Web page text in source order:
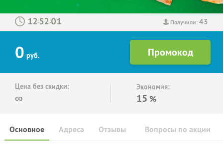
Получили:43
: :
0 руб.
Цена без скидки:
∞
Экономия:
15 %
Основное Отзывы Вопросы по акции
Адреса